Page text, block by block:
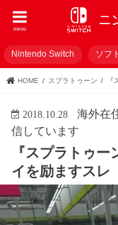
menu
Nintendo Switch ソフ
HOME スプラトゥーン
2018.10.28
海外在
信しています
『スプラトゥ
イを励ますスレ